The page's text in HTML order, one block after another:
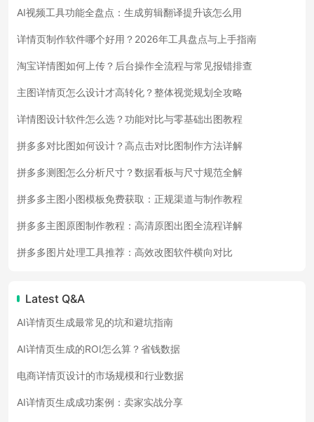
AI视频工具功能全盘点：生成剪辑翻译提升该怎么用
详情页制作软件哪个好用？2026年工具盘点与上手指南
淘宝详情图如何上传？后台操作全流程与常见报错排查
主图详情页怎么设计才高转化？整体视觉规划全攻略
详情图设计软件怎么选？功能对比与零基础出图教程
拼多多对比图如何设计？高点击对比图制作方法详解
拼多多测图怎么分析尺寸？数据看板与尺寸规范全解
拼多多主图小图模板免费获取：正规渠道与制作教程
拼多多主图原图制作教程：高清原图出图全流程详解
拼多多图片处理工具推荐：高效改图软件横向对比
Latest Q&A
AI详情页生成最常见的坑和避坑指南
AI详情页生成的ROI怎么算？省钱数据
电商详情页设计的市场规模和行业数据
AI详情页生成成功案例：卖家实战分享